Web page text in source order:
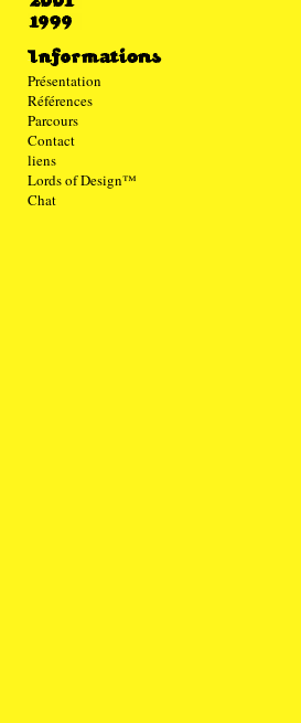
Présentation
Références
Parcours
Contact
liens
Lords of Design™
Chat